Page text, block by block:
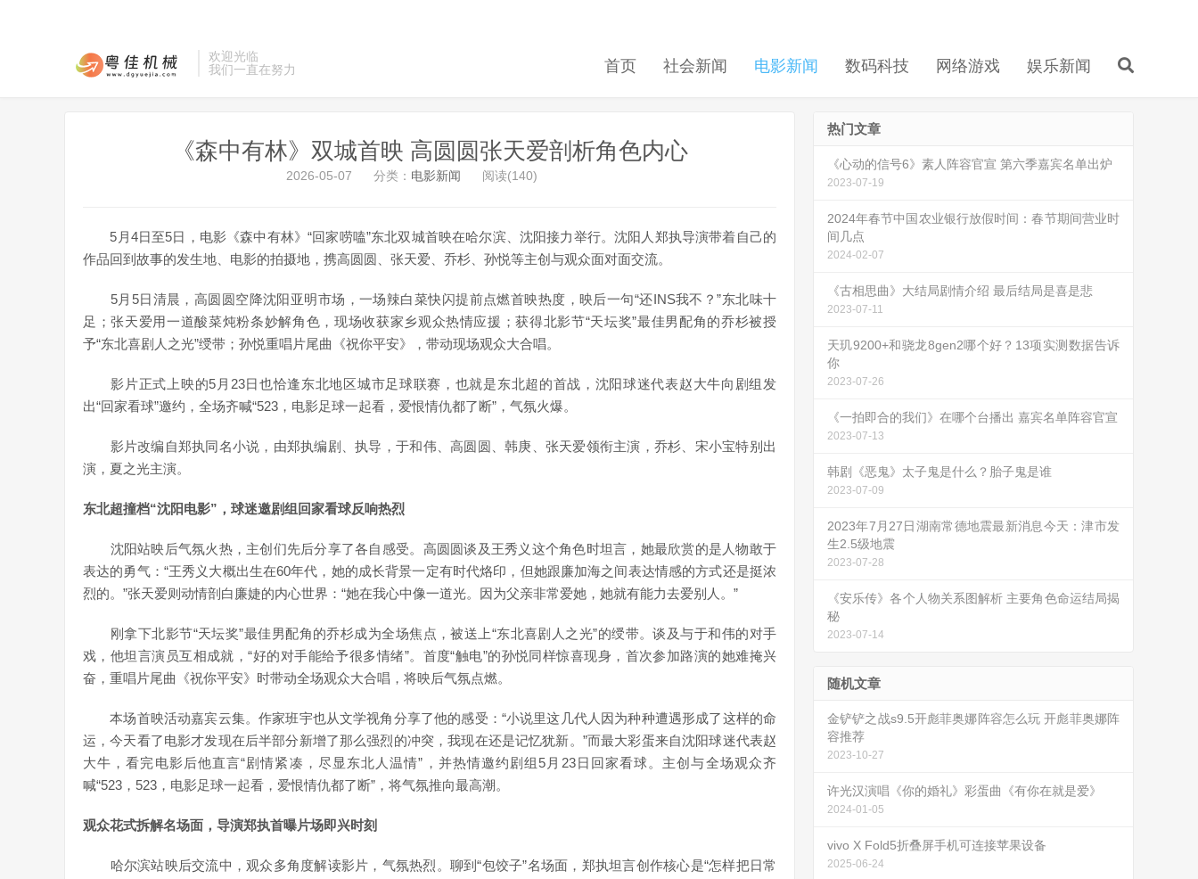
欢迎光临
我们一直在努力
首页 社会新闻 电影新闻 数码科技 网络游戏 娱乐新闻
《森中有林》双城首映 高圆圆张天爱剖析角色内心
2026-05-07 分类： 电影新闻 阅读(140)
5月4日至5日，电影《森中有林》“回家唠嗑”东北双城首映在哈尔滨、沈阳接力举行。沈阳人郑执导演带着自己的
作品回到故事的发生地、电影的拍摄地，携高圆圆、张天爱、乔杉、孙悦等主创与观众面对面交流。
5月5日清晨，高圆圆空降沈阳亚明市场，一场辣白菜快闪提前点燃首映热度，映后一句“还INS我不？”东北味十
足；张天爱用一道酸菜炖粉条妙解角色，现场收获家乡观众热情应援；获得北影节“天坛奖”最佳男配角的乔杉被授
予“东北喜剧人之光”绶带；孙悦重唱片尾曲《祝你平安》，带动现场观众大合唱。
影片正式上映的5月23日也恰逢东北地区城市足球联赛，也就是东北超的首战，沈阳球迷代表赵大牛向剧组发
出“回家看球”邀约，全场齐喊“523，电影足球一起看，爱恨情仇都了断”，气氛火爆。
影片改编自郑执同名小说，由郑执编剧、执导，于和伟、高圆圆、韩庚、张天爱领衔主演，乔杉、宋小宝特别出
演，夏之光主演。
东北超撞档“沈阳电影”，球迷邀剧组回家看球反响热烈
沈阳站映后气氛火热，主创们先后分享了各自感受。高圆圆谈及王秀义这个角色时坦言，她最欣赏的是人物敢于
表达的勇气：“王秀义大概出生在60年代，她的成长背景一定有时代烙印，但她跟廉加海之间表达情感的方式还是挺浓
烈的。”张天爱则动情剖白廉婕的内心世界：“她在我心中像一道光。因为父亲非常爱她，她就有能力去爱别人。”
刚拿下北影节“天坛奖”最佳男配角的乔杉成为全场焦点，被送上“东北喜剧人之光”的绶带。谈及与于和伟的对手
戏，他坦言演员互相成就，“好的对手能给予很多情绪”。首度“触电”的孙悦同样惊喜现身，首次参加路演的她难掩兴
奋，重唱片尾曲《祝你平安》时带动全场观众大合唱，将映后气氛点燃。
本场首映活动嘉宾云集。作家班宇也从文学视角分享了他的感受：“小说里这几代人因为种种遭遇形成了这样的命
运，今天看了电影才发现在后半部分新增了那么强烈的冲突，我现在还是记忆犹新。”而最大彩蛋来自沈阳球迷代表赵
大牛，看完电影后他直言“剧情紧凑，尽显东北人温情”，并热情邀约剧组5月23日回家看球。主创与全场观众齐
喊“523，523，电影足球一起看，爱恨情仇都了断”，将气氛推向最高潮。
观众花式拆解名场面，导演郑执首曝片场即兴时刻
哈尔滨站映后交流中，观众多角度解读影片，气氛热烈。聊到“包饺子”名场面，郑执坦言创作核心是“怎样把日常
热门文章
《心动的信号6》素人阵容官宣 第六季嘉宾名单出炉
2023-07-19
2024年春节中国农业银行放假时间：春节期间营业时
间几点
2024-02-07
《古相思曲》大结局剧情介绍 最后结局是喜是悲
2023-07-11
天玑9200+和骁龙8gen2哪个好？13项实测数据告诉
你
2023-07-26
《一拍即合的我们》在哪个台播出 嘉宾名单阵容官宣
2023-07-13
韩剧《恶鬼》太子鬼是什么？胎子鬼是谁
2023-07-09
2023年7月27日湖南常德地震最新消息今天：津市发
生2.5级地震
2023-07-28
《安乐传》各个人物关系图解析 主要角色命运结局揭
秘
2023-07-14
随机文章
金铲铲之战s9.5开彪菲奥娜阵容怎么玩 开彪菲奥娜阵
容推荐
2023-10-27
许光汉演唱《你的婚礼》彩蛋曲《有你在就是爱》
2024-01-05
vivo X Fold5折叠屏手机可连接苹果设备
2025-06-24